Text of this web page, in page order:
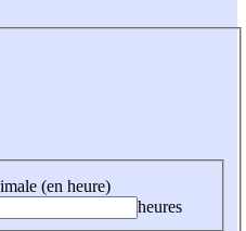
(en heure)
heures